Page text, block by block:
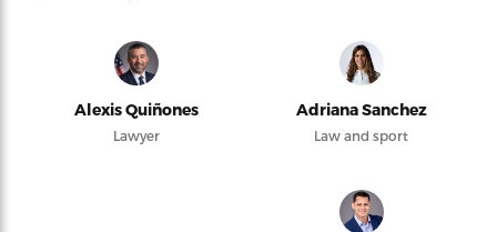
Alexis Quiñones
Lawyer
Adriana Sanchez
Law and sport